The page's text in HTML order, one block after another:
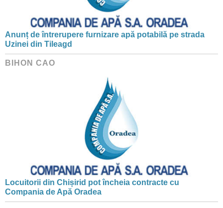
Anunț de întrerupere furnizare apă potabilă pe strada
Uzinei din Tileagd
BIHON CAO
Locuitorii din Chișirid pot încheia contracte cu
Compania de Apă Oradea